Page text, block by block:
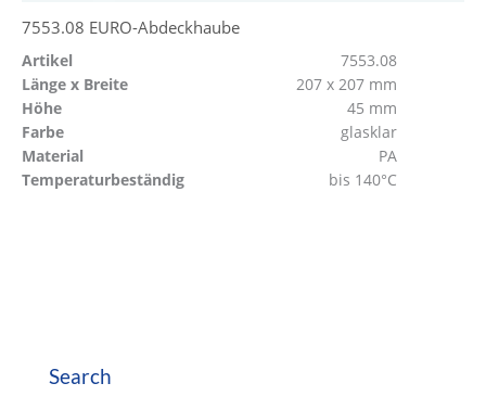
7553.08 EURO-Abdeckhaube
Artikel
7553.08
Länge x Breite
207 x 207 mm
Höhe
45 mm
Farbe
glasklar
Material
PA
Temperaturbeständig
bis 140°C
Search